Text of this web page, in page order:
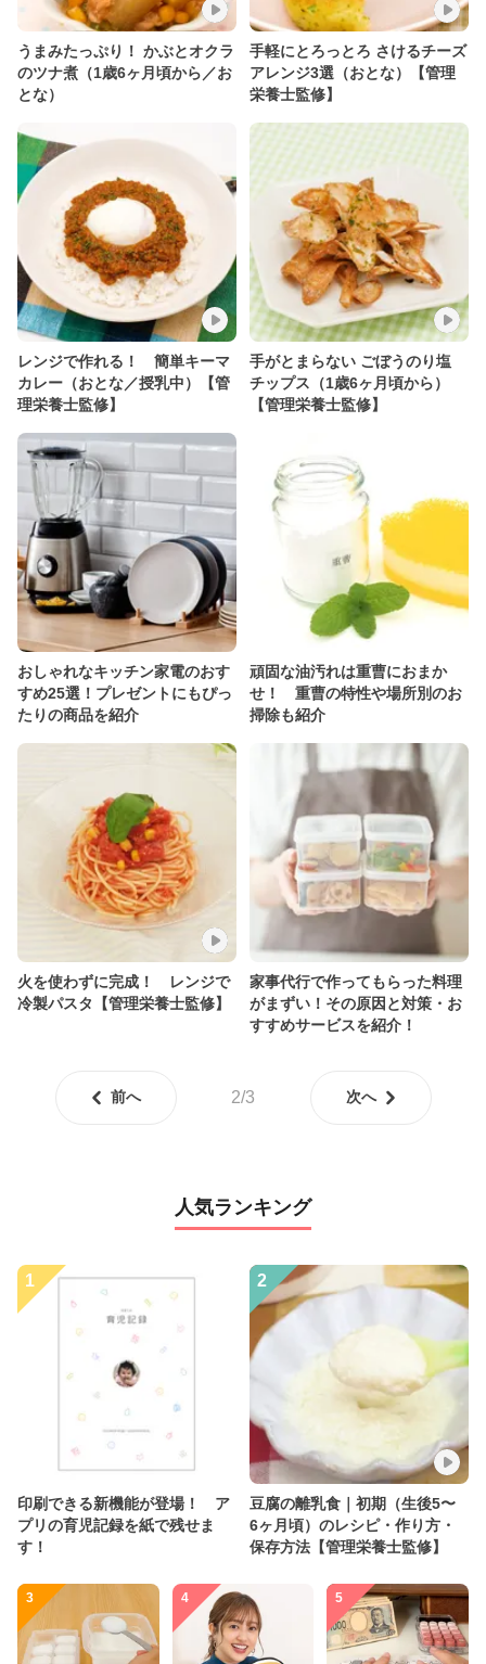
うまみたっぷり！ かぶとオクラ
のツナ煮（1歳6ヶ月頃から／お
とな）
手軽にとろっとろ さけるチーズ
アレンジ3選（おとな）【管理
栄養士監修】
レンジで作れる！ 簡単キーマ
カレー（おとな／授乳中）【管
理栄養士監修】
手がとまらない ごぼうのり塩
チップス（1歳6ヶ月頃から）
【管理栄養士監修】
おしゃれなキッチン家電のおす
すめ25選！プレゼントにもぴっ
たりの商品を紹介
頑固な油汚れは重曹におまか
せ！ 重曹の特性や場所別のお
掃除も紹介
火を使わずに完成！ レンジで
冷製パスタ【管理栄養士監修】
家事代行で作ってもらった料理
がまずい！その原因と対策・お
すすめサービスを紹介！
前へ 2/3 次へ
人気ランキング
1
印刷できる新機能が登場！ ア
プリの育児記録を紙で残せま
す！
2
豆腐の離乳食｜初期（生後5〜
6ヶ月頃）のレシピ・作り方・
保存方法【管理栄養士監修】
3 4 5